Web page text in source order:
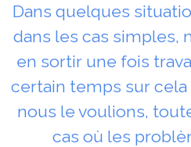
Dans quelques
dans les cas simples,
en sortir une fois
certain temps sur
nous le voulions,
cas où les